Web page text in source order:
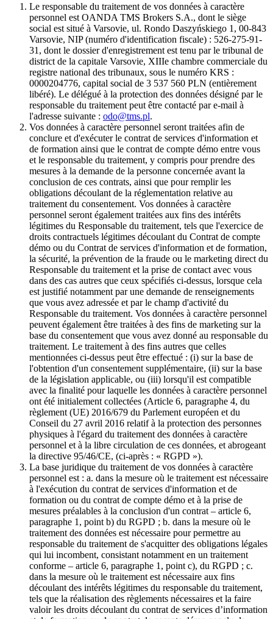
Le responsable du traitement de vos données à caractère
personnel est OANDA TMS Brokers S.A., dont le siège
social est situé à Varsovie, ul. Rondo Daszyńskiego 1, 00-843
Varsovie, NIP (numéro d'identification fiscale) : 526-275-91-
31, dont le dossier d'enregistrement est tenu par le tribunal de
district de la capitale Varsovie, XIIIe chambre commerciale du
registre national des tribunaux, sous le numéro KRS :
0000204776, capital social de 3 537 560 PLN (entièrement
libéré). Le délégué à la protection des données désigné par le
responsable du traitement peut être contacté par e-mail à
l'adresse suivante : odo@tms.pl.
Vos données à caractère personnel seront traitées afin de
conclure et d'exécuter le contrat de services d'information et
de formation ainsi que le contrat de compte démo entre vous
et le responsable du traitement, y compris pour prendre des
mesures à la demande de la personne concernée avant la
conclusion de ces contrats, ainsi que pour remplir les
obligations découlant de la réglementation relative au
traitement du consentement. Vos données à caractère
personnel seront également traitées aux fins des intérêts
légitimes du Responsable du traitement, tels que l'exercice de
droits contractuels légitimes découlant du Contrat de compte
démo ou du Contrat de services d'information et de formation,
la sécurité, la prévention de la fraude ou le marketing direct du
Responsable du traitement et la prise de contact avec vous
dans des cas autres que ceux spécifiés ci-dessus, lorsque cela
est justifié notamment par une demande de renseignements
que vous avez adressée et par le champ d'activité du
Responsable du traitement. Vos données à caractère personnel
peuvent également être traitées à des fins de marketing sur la
base du consentement que vous avez donné au responsable du
traitement. Le traitement à des fins autres que celles
mentionnées ci-dessus peut être effectué : (i) sur la base de
l'obtention d'un consentement supplémentaire, (ii) sur la base
de la législation applicable, ou (iii) lorsqu'il est compatible
avec la finalité pour laquelle les données à caractère personnel
ont été initialement collectées (Article 6, paragraphe 4, du
règlement (UE) 2016/679 du Parlement européen et du
Conseil du 27 avril 2016 relatif à la protection des personnes
physiques à l'égard du traitement des données à caractère
personnel et à la libre circulation de ces données, et abrogeant
la directive 95/46/CE, (ci-après : « RGPD »).
La base juridique du traitement de vos données à caractère
personnel est : a. dans la mesure où le traitement est nécessaire
à l'exécution du contrat de services d'information et de
formation ou du contrat de compte démo et à la prise de
mesures préalables à la conclusion d'un contrat – article 6,
paragraphe 1, point b) du RGPD ; b. dans la mesure où le
traitement des données est nécessaire pour permettre au
responsable du traitement de s'acquitter des obligations légales
qui lui incombent, consistant notamment en un traitement
conforme – article 6, paragraphe 1, point c), du RGPD ; c.
dans la mesure où le traitement est nécessaire aux fins
découlant des intérêts légitimes du responsable du traitement,
tels que la réalisation des règlements nécessaires et la faire
valoir les droits découlant du contrat de services d’information